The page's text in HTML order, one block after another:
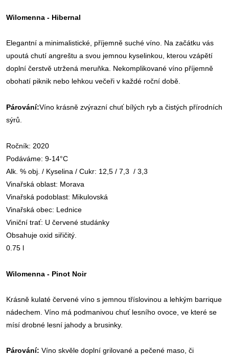
Wilomenna - Hibernal
Elegantní a minimalistické, příjemně suché víno . Na začátku vás
upoutá chutí angreštu a svou jemnou kyselinkou, kterou vzápětí
doplní čerstvě utržená meruňka. Nekomplikované víno příjemně
obohatí piknik nebo lehkou večeři v každé roční době.
Párování:Víno krásně zvýrazní chuť bílých ryb a čistých přírodních
sýrů.
Ročník: 2020
Podáváme: 9-14°C
Alk. % obj. / Kyselina / Cukr: 12,5 / 7,3 / 3,3
Vinařská oblast: Morava
Vinařská podoblast: Mikulovská
Vinařská obec: Lednice
Viniční trať: U červené studánky
Obsahuje oxid siřičitý.
0.75 l
Wilomenna - Pinot Noir
Krásně kulaté červené víno s jemnou tříslovinou a lehkým barrique
nádechem. Víno má podmanivou chuť lesního ovoce, ve které se
mísí drobné lesní jahody a brusinky.
Párování: Víno skvěle doplní grilované a pečené maso, či